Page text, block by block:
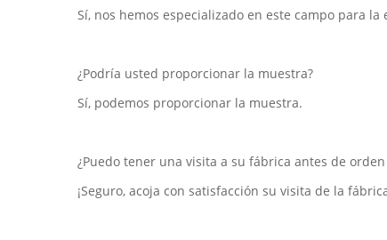
Sí, nos hemos especializado en este campo para
¿Podría usted proporcionar la muestra?
Sí, podemos proporcionar la muestra.
¿Puedo tener una visita a su fábrica antes de
¡Seguro, acoja con satisfacción su visita de la